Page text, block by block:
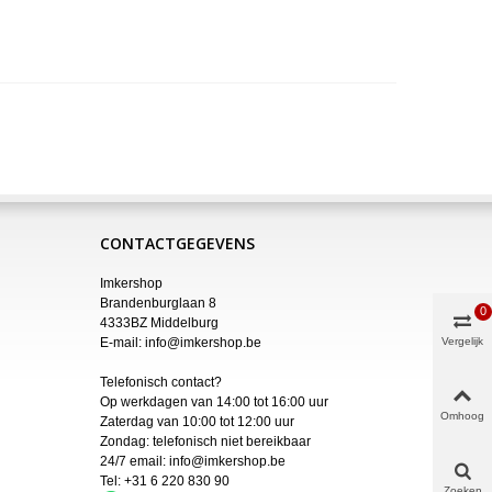
CONTACTGEGEVENS
Imkershop
Brandenburglaan 8
4333BZ Middelburg
E-mail: info@imkershop.be
Telefonisch contact?
Op werkdagen van 14:00 tot 16:00 uur
Zaterdag van 10:00 tot 12:00 uur
Zondag: telefonisch niet bereikbaar
24/7 email: info@imkershop.be
Tel: +31 6 220 830 90
Vergelijk
0
Omhoog